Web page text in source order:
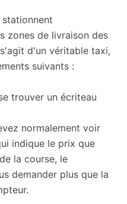
zones de livraison des
d'un véritable taxi,
suivants :
trouver un écriteau
normalement voir
indique le prix que
la course, le
demander plus que la